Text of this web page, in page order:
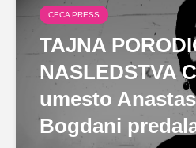
CECA PRESS
TAJNA
NASLEDSTVA
umesto
Bogdani